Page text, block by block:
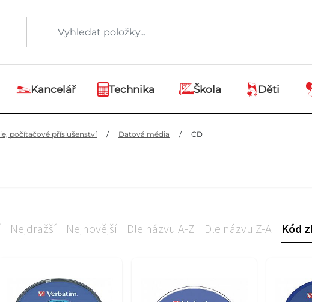
Kancelář Technika Škola Děti
počítačové příslušenství / Datová média / CD
Nejdražší Nejnovější Dle názvu A-Z Dle názvu Z-A Kód